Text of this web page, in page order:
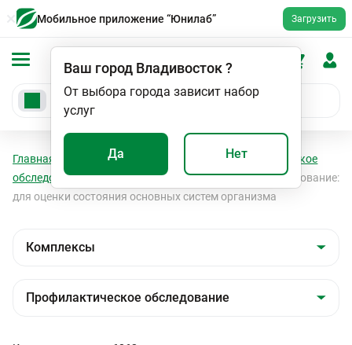
Мобильное приложение “Юнилаб” Загрузить
Ваш город Владивосток?
От выбора города зависит набор
услуг
Да Нет
Главная Анализы
Профилактическое
обследование
Ежегодное профилактическое обследование:
для оценки состояния основных систем организма